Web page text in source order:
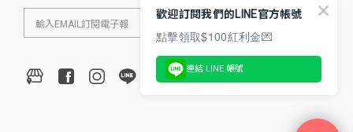
歡迎訂閱我們的LINE官方帳號
點擊領取$100紅利金💌
連結 LINE 帳號